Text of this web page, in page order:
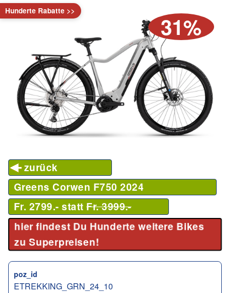
Hunderte Rabatte >>
31%
zurück
Greens Corwen F750 2024
Fr. 2799.- stattFr. 3999.-
hier findest Du Hunderte weitere Bikes
zu Superpreisen!
poz_id
ETREKKING_GRN_24_10